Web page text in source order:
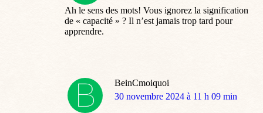
Ah le sens des mots! Vous ignorez la signification
de « capacité » ? Il n’est jamais trop tard pour
apprendre.
BeinCmoiquoi
dit
30 novembre 2024 à 11 h 09 min